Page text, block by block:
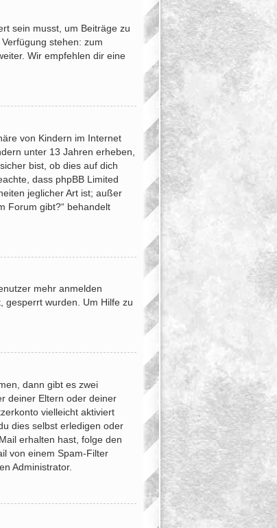
sein musst, um Beiträge zu
stehen: zum
Wir empfehlen dir eine
von Kindern im Internet
unter 13 Jahren erheben,
bist, ob dies auf dich
dass phpBB Limited
jeglicher Art ist; außer
Forum gibt?“ behandelt
mehr anmelden
gesperrt wurden. Um Hilfe zu
dann gibt es zwei
deiner Eltern oder deiner
vielleicht aktiviert
dies selbst erledigen oder
erhalten hast, folge den
von einem Spam-Filter
Administrator.